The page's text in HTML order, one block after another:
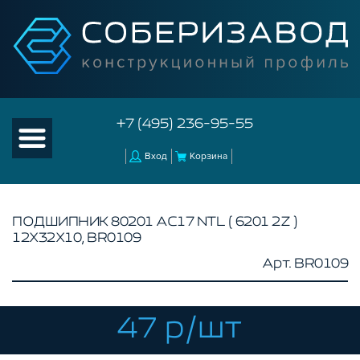
+7 (495) 236-95-55
Вход Корзина
КАТАЛОГ ТОВАРОВ
КОНСТРУКЦИОННЫЙ ПРОФИЛЬ
КОМПЛЕКТУЮЩИЕ К ЧПУ
АКСЕССУАРЫ ДЛЯ V-ПАЗА
ПОДШИПНИК 80201 АС17 NTL ( 6201 2Z )
12Х32Х10, BR0109
Арт. BR0109
47 р/шт